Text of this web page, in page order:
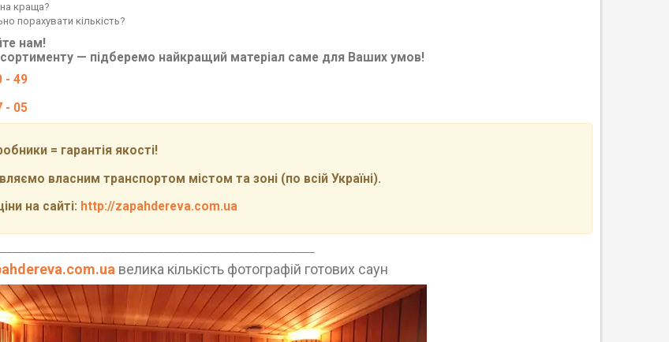
краща?
порахувати кількість?
нам!
— підберемо найкращий матеріал саме для Ваших умов!
- 49
- 05
= гарантія якості!
власним транспортом містом та зоні (по всій Україні).
на сайті: http://zapahdereva.com.ua
велика кількість фотографій готових саун